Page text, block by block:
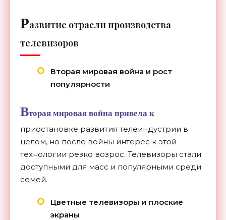
Развитие отрасли производства
телевизоров
Вторая мировая война и рост
популярности
Вторая мировая война привела к
приостановке развития телеиндустрии в
целом, но после войны интерес к этой
технологии резко возрос. Телевизоры стали
доступными для масс и популярными среди
семей.
Цветные телевизоры и плоские
экраны